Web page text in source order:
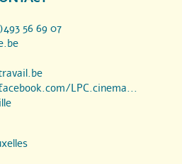
56 69 07
LPC.cinema...